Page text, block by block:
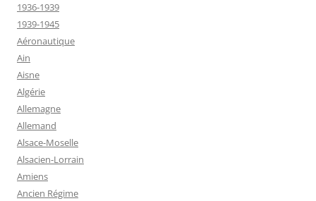
1936-1939
1939-1945
Aéronautique
Ain
Aisne
Algérie
Allemagne
Allemand
Alsace-Moselle
Alsacien-Lorrain
Amiens
Ancien Régime